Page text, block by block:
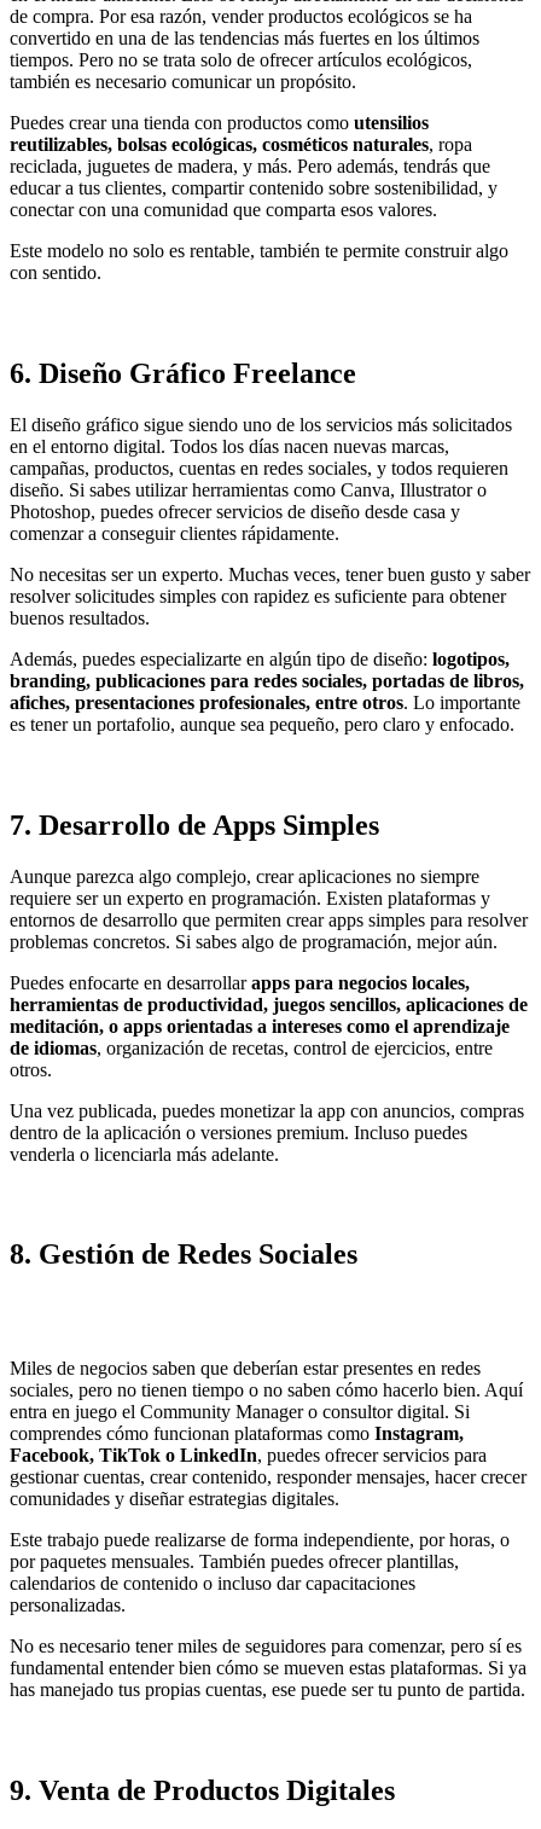
de compra. Por esa razón, vender productos ecológicos se ha
convertido en una de las tendencias más fuertes en los últimos
tiempos. Pero no se trata solo de ofrecer artículos ecológicos,
también es necesario comunicar un propósito.
Puedes crear una tienda con productos como utensilios
reutilizables, bolsas ecológicas, cosméticos naturales, ropa
reciclada, juguetes de madera, y más. Pero además, tendrás que
educar a tus clientes, compartir contenido sobre sostenibilidad, y
conectar con una comunidad que comparta esos valores.
Este modelo no solo es rentable, también te permite construir algo
con sentido.
6. Diseño Gráfico Freelance
El diseño gráfico sigue siendo uno de los servicios más solicitados
en el entorno digital. Todos los días nacen nuevas marcas,
campañas, productos, cuentas en redes sociales, y todos requieren
diseño. Si sabes utilizar herramientas como Canva, Illustrator o
Photoshop, puedes ofrecer servicios de diseño desde casa y
comenzar a conseguir clientes rápidamente.
No necesitas ser un experto. Muchas veces, tener buen gusto y saber
resolver solicitudes simples con rapidez es suficiente para obtener
buenos resultados.
Además, puedes especializarte en algún tipo de diseño: logotipos,
branding, publicaciones para redes sociales, portadas de libros,
afiches, presentaciones profesionales, entre otros. Lo importante
es tener un portafolio, aunque sea pequeño, pero claro y enfocado.
7. Desarrollo de Apps Simples
Aunque parezca algo complejo, crear aplicaciones no siempre
requiere ser un experto en programación. Existen plataformas y
entornos de desarrollo que permiten crear apps simples para resolver
problemas concretos. Si sabes algo de programación, mejor aún.
Puedes enfocarte en desarrollarapps para negocios locales,
herramientas de productividad, juegos sencillos, aplicaciones de
meditación, o apps orientadas a intereses como el aprendizaje
de idiomas, organización de recetas, control de ejercicios, entre
otros.
Una vez publicada, puedes monetizar la app con anuncios, compras
dentro de la aplicación o versiones premium. Incluso puedes
venderla o licenciarla más adelante.
8. Gestión de Redes Sociales
Miles de negocios saben que deberían estar presentes en redes
sociales, pero no tienen tiempo o no saben cómo hacerlo bien. Aquí
entra en juego el Community Manager o consultor digital. Si
comprendes cómo funcionan plataformas como Instagram,
Facebook, TikTok o LinkedIn, puedes ofrecer servicios para
gestionar cuentas, crear contenido, responder mensajes, hacer crecer
comunidades y diseñar estrategias digitales.
Este trabajo puede realizarse de forma independiente, por horas, o
por paquetes mensuales. También puedes ofrecer plantillas,
calendarios de contenido o incluso dar capacitaciones
personalizadas.
No es necesario tener miles de seguidores para comenzar, pero sí es
fundamental entender bien cómo se mueven estas plataformas. Si ya
has manejado tus propias cuentas, ese puede ser tu punto de partida.
9. Venta de Productos Digitales